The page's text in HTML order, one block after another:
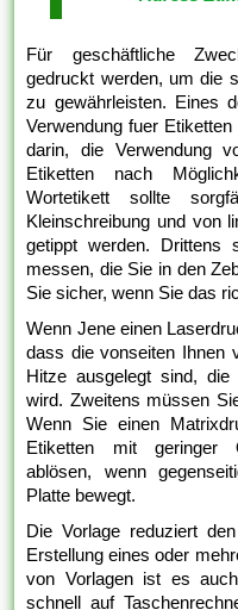
Für geschäftliche
gedruckt werden, um die
zu gewährleisten. Eines
Verwendung fuer
darin, die Verwendung
Etiketten nach
Wortetikett sollte
Kleinschreibung und von
getippt werden. Drittens
messen, die Sie in den
Sie sicher, wenn Sie das
Wenn Jene einen
dass die vonseiten Ihnen
Hitze ausgelegt sind,
wird. Zweitens müssen
Wenn Sie einen
Etiketten mit geringer
ablösen, wenn
Platte bewegt.
Die Vorlage reduziert
Erstellung eines oder
von Vorlagen ist es
schnell auf